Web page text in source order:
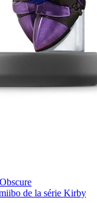
de la série Kirby